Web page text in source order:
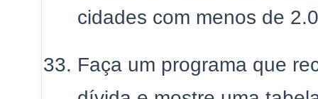
cidades com menos de
Faça um programa que